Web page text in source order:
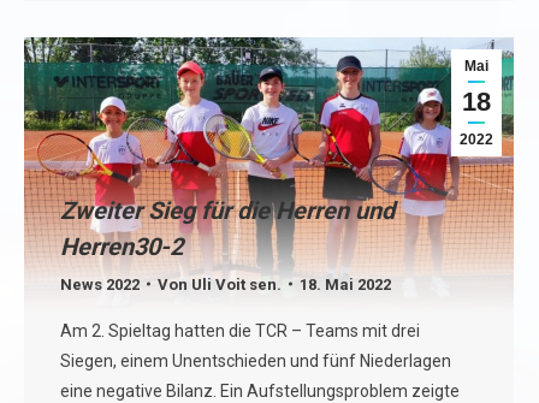
Mai
18
2022
Zweiter Sieg für die Herren und
Herren30-2
News 2022 Von Uli Voit sen. 18. Mai 2022
Am 2. Spieltag hatten die TCR – Teams mit drei
Siegen, einem Unentschieden und fünf Niederlagen
eine negative Bilanz. Ein Aufstellungsproblem zeigte